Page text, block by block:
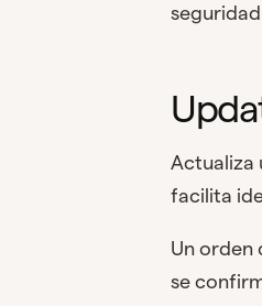
Actualiza
facilita
Un orden
se